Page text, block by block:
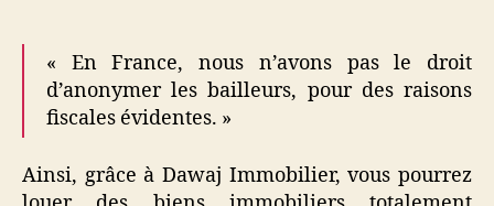
« En France, nous n’avons pas le droit
d’anonymer les bailleurs, pour des raisons
fiscales évidentes. »
Ainsi, grâce à Dawaj Immobilier, vous pourrez